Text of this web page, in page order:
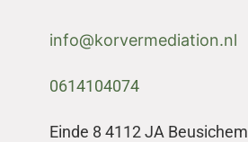
info@korvermediation.nl
0614104074
Einde 8 4112 JA Beusichem